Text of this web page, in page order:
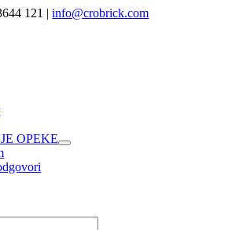
121 | info@crobrick.com
OPEKE